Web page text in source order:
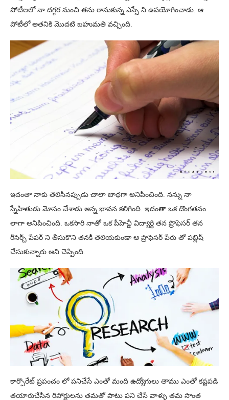
పోటీలలో నా దగ్గర నుంచి తను రాసుకున్న ఎస్సే ని ఉపయోగించాడు. ఆ
పోటీలో అతనికి మొదటి బహుమతి వచ్చింది.
ఇదంతా నాకు తెలిసినప్పుడు చాలా బాధగా అనిపించింది. నన్ను నా
స్నేహితుడు మోసం చేశాడు అన్న భావన కలిగింది. ఇదంతా ఒక దొంగతనం
లాగా అనిపించింది. ఒకసారి నాతో ఒక పీహెచ్డీ విద్యార్థి తన ప్రొఫెసర్ తన
రీసెర్చ్ పేపర్ ని తీసుకొని తనకి తెలియకుండా ఆ ప్రొఫెసర్ పేరు తో పబ్లిష్
చేసుకున్నారు అని చెప్పింది.
కార్పొరేట్ ప్రపంచం లో పనిచేసే ఎంతో మంది ఉద్యోగులు తాము ఎంతో కష్టపడి
తయారుచేసిన రిపోర్టులను తమతో పాటు పని చేసే వాళ్ళు తమ సొంత